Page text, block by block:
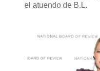
el atuendo de B.L.